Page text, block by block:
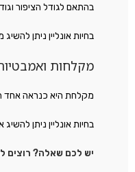
בהתאם לגודל הציפור
בחיות אונליין ניתן
מקלחות
מקלחת היא כנראה אחד
בחיות אונליין ניתן
יש לכם שאלה? רוצים